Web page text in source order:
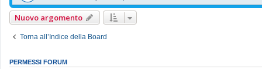
Nuovo argomento
Torna all’Indice della Board
PERMESSI FORUM